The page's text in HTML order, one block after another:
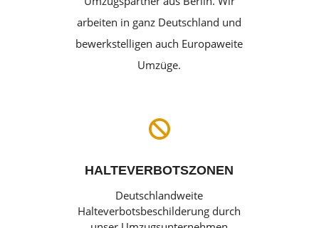
arbeiten in ganz Deutschland und
bewerkstelligen auch Europaweite
Umzüge.

HALTEVERBOTSZONEN
Deutschlandweite
Halteverbotsbeschilderung durch